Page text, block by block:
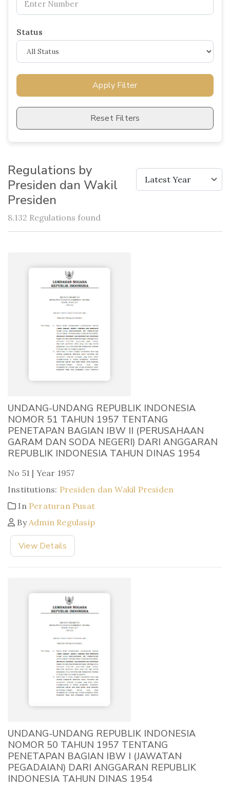
Status
Apply Filter
Reset Filters
Regulations by
Presiden dan Wakil
Presiden
8,132 Regulations found
Latest Year
UNDANG-UNDANG REPUBLIK INDONESIA
NOMOR 51 TAHUN 1957 TENTANG
PENETAPAN BAGIAN IBW II (PERUSAHAAN
GARAM DAN SODA NEGERI) DARI ANGGARAN
REPUBLIK INDONESIA TAHUN DINAS 1954
No 51 | Year 1957
Institutions: Presiden dan Wakil Presiden
In Peraturan Pusat
By Admin Regulasip
View Details
UNDANG-UNDANG REPUBLIK INDONESIA
NOMOR 50 TAHUN 1957 TENTANG
PENETAPAN BAGIAN IBW I (JAWATAN
PEGADAIAN) DARI ANGGARAN REPUBLIK
INDONESIA TAHUN DINAS 1954